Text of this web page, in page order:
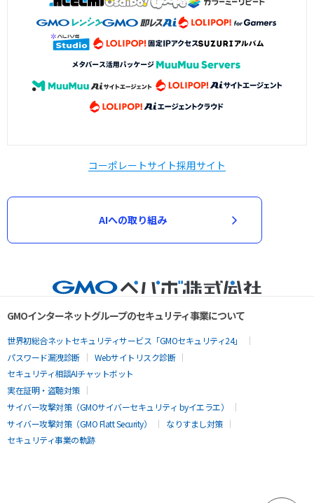
コーポレートサイト採用サイト
AIへの取り組み
GMOインターネットグループのセキュリティ事業について
世界初総合ネットセキュリティサービス「GMOセキュリティ24」
パスワード漏洩診断
Webサイトリスク診断
セキュリティ相談AIチャットボット
実在証明・盗聴対策
サイバー攻撃対策（GMOサイバーセキュリティ byイエラエ）
サイバー攻撃対策（GMO Flatt Security）
なりすまし対策
セキュリティ事業の軌跡